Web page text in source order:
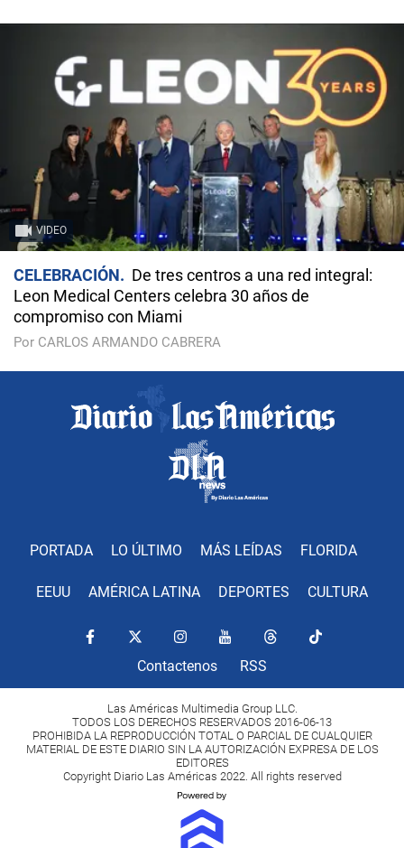
VIDEO
CELEBRACIÓN
De tres centros a una red integral:
Leon Medical Centers celebra 30 años de
compromiso con Miami
Por CARLOS ARMANDO CABRERA
PORTADA LO ÚLTIMO MÁS LEÍDAS FLORIDA
EEUU AMÉRICA LATINA DEPORTES CULTURA
Contactenos RSS
Las Américas Multimedia Group LLC.
TODOS LOS DERECHOS RESERVADOS 2016-06-13
PROHIBIDA LA REPRODUCCIÓN TOTAL O PARCIAL DE CUALQUIER
MATERIAL DE ESTE DIARIO SIN LA AUTORIZACIÓN EXPRESA DE LOS
EDITORES
Copyright Diario Las Américas 2022. All rights reserved